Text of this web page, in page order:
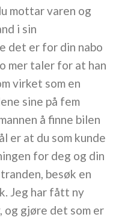
mottar varen og
i sin
det er for din nabo
mer taler for at han
virket som en
sine på fem
å finne bilen
er at du som kunde
for deg og din
besøk en
Jeg har fått ny
og gjøre det som er